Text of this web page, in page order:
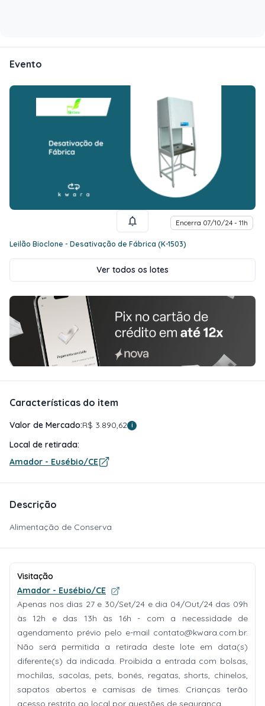
Evento
Encerra 07/10/24 - 11h
Leilão Bioclone - Desativação de Fábrica (K-1503)
Ver todos os lotes
Características do item
Valor de Mercado:R$ 3.890,62 i
Local de retirada:
Amador - Eusébio/CE
Descrição
Alimentação de Conserva
Visitação
Amador - Eusébio/CE
Apenas nos dias 27 e 30/Set/24 e dia 04/Out/24 das 09h
às 12h e das 13h às 16h - com a necessidade de
agendamento prévio pelo e-mail contato@kwara.com.br.
Não será permitida a retirada deste lote em data(s)
diferente(s) da indicada. Proibida a entrada com bolsas,
mochilas, sacolas, pets, bonés, regatas, shorts, chinelos,
sapatos abertos e camisas de times. Crianças terão
acesso restrito ao local por questões de segurança.